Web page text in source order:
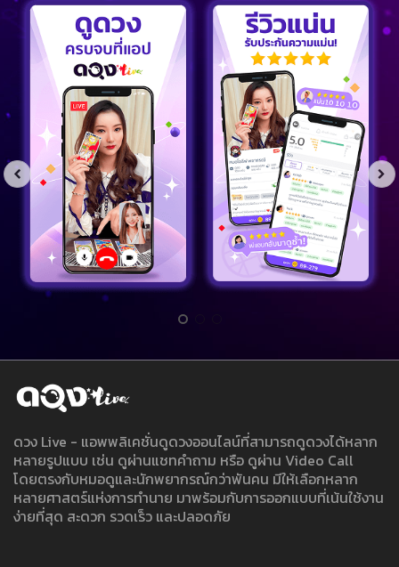
ดวง Live - แอพพลิเคชั่นดูดวงออนไลน์ที่สามารถดูดวงได้หลาก
หลายรูปแบบ เช่น ดูผ่านแชทคำถาม หรือ ดูผ่าน Video Call
โดยตรงกับหมอดูและนักพยากรณ์กว่าพันคน มีให้เลือกหลาก
หลายศาสตร์แห่งการทำนาย มาพร้อมกับการออกแบบที่เน้นใช้งาน
ง่ายที่สุด สะดวก รวดเร็ว และปลอดภัย